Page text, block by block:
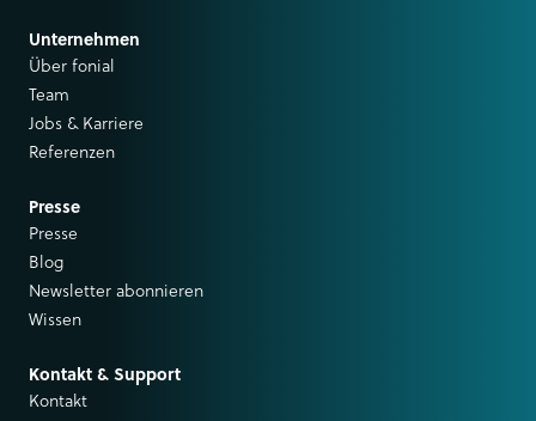
Unternehmen
Über fonial
Team
Jobs & Karriere
Referenzen
Presse
Presse
Blog
Newsletter abonnieren
Wissen
Kontakt & Support
Kontakt